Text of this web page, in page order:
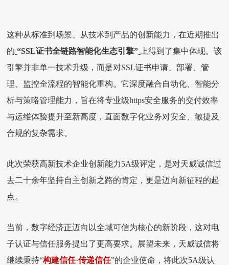
这种从标准到场景、从技术到产品的创新能力，在近期推出
的 “SSL证书全链路智能化生态引擎”
上得到了集中体现。该
引擎并非单一技术升级，而是对SSL证书申请、部署、管
理、监控全流程的智能化重构。它深度融合自动化、智能分
析与策略管理能力，旨在将专业级https安全服务的交付效率
与运维体验提升至新高度，直面数字化业务对安全、敏捷及
合规的复杂需求。
此次荣获高新技术企业创新能力5A级评定，是对天威诚信过
去二十余年坚持自主创新之路的肯定，更是迈向新征程的起
点。
当前，数字经济正迈向以全域可信为核心的新阶段，这对电
子认证与信任服务提出了更高要求。展望未来，天威诚信将
继续秉持“构建信任·传递信任”的企业使命，将此次5A级认